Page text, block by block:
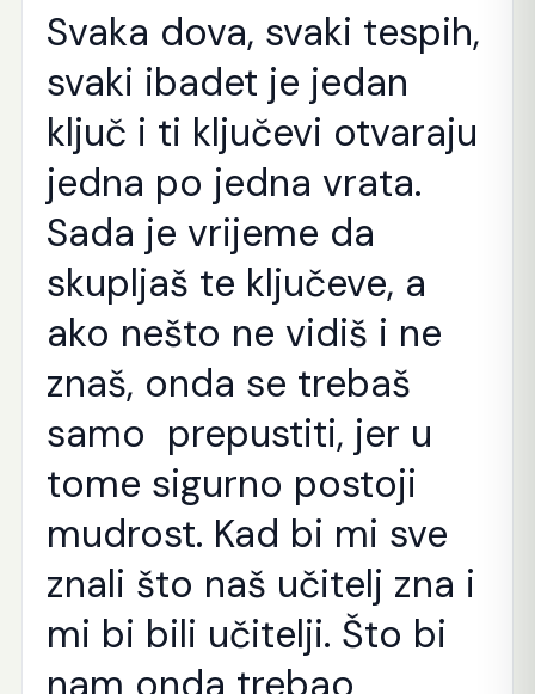
Svaka dova, svaki tespih,
svaki ibadet je jedan
ključ i ti ključevi otvaraju
jedna po jedna vrata.
Sada je vrijeme da
skupljaš te ključeve, a
ako nešto ne vidiš i ne
znaš, onda se trebaš
samo prepustiti, jer u
tome sigurno postoji
mudrost. Kad bi mi sve
znali što naš učitelj zna i
mi bi bili učitelji. Što bi